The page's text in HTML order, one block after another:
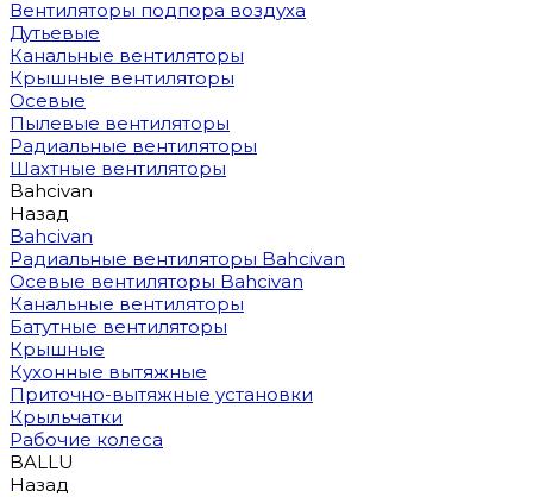
Вентиляторы подпора воздуха
Дутьевые
Канальные вентиляторы
Крышные вентиляторы
Осевые
Пылевые вентиляторы
Радиальные вентиляторы
Шахтные вентиляторы
Bahcivan
Назад
Bahcivan
Радиальные вентиляторы Bahcivan
Осевые вентиляторы Bahcivan
Канальные вентиляторы
Батутные вентиляторы
Крышные
Кухонные вытяжные
Приточно-вытяжные установки
Крыльчатки
Рабочие колеса
BALLU
Назад